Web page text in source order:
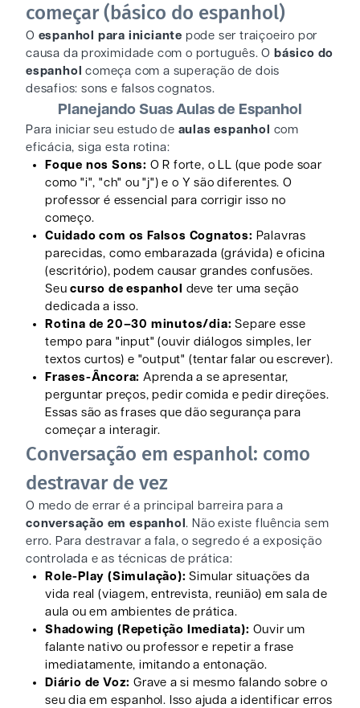
começar (básico do espanhol)
O espanhol para iniciante pode ser traiçoeiro por
causa da proximidade com o português. O básico do
espanhol começa com a superação de dois
desafios: sons e falsos cognatos.
Planejando Suas Aulas de Espanhol
Para iniciar seu estudo de aulas espanhol
com
eficácia, siga esta rotina:
Foque nos Sons: O R forte, o LL (que pode soar
como "i", "ch" ou "j") e o Y são diferentes. O
professor é essencial para corrigir isso no
começo.
Cuidado com os Falsos Cognatos: Palavras
parecidas, como embarazada (grávida) e oficina
(escritório), podem causar grandes confusões.
Seucurso de espanhol
deve ter uma seção
dedicada a isso.
Rotina de 20–30 minutos/dia: Separe esse
tempo para "input" (ouvir diálogos simples, ler
textos curtos) e "output" (tentar falar ou escrever).
Frases-Âncora: Aprenda a se apresentar,
perguntar preços, pedir comida e pedir direções.
Essas são as frases que dão segurança para
começar a interagir.
Conversação em espanhol: como
destravar de vez
O medo de errar é a principal barreira para a
conversação em espanhol . Não existe fluência sem
erro. Para destravar a fala, o segredo é a exposição
controlada e as técnicas de prática:
Role-Play (Simulação): Simular situações da
vida real (viagem, entrevista, reunião) em sala de
aula ou em ambientes de prática.
Shadowing (Repetição Imediata): Ouvir um
falante nativo ou professor e repetir a frase
imediatamente, imitando a entonação.
Diário de Voz: Grave a si mesmo falando sobre o
seu dia em espanhol. Isso ajuda a identificar erros